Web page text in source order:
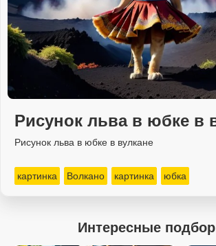
Рисунок льва в юбке в
Рисунок льва в юбке в вулкане
картинка Волкано картинка юбка
Интересные